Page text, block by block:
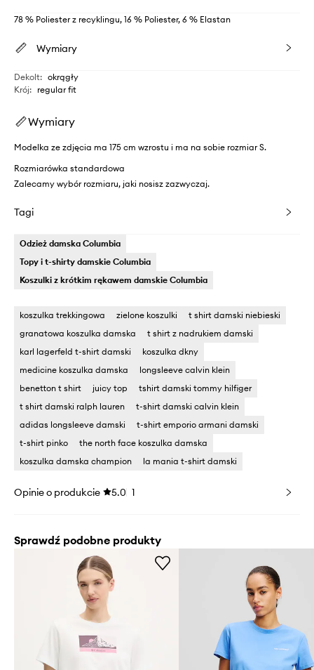
78 % Poliester z recyklingu, 16 % Poliester, 6 % Elastan
Wymiary
Dekolt: okrągły
Krój: regular fit
Wymiary
Modelka ze zdjęcia ma 175 cm wzrostu i ma na sobie rozmiar S.
Rozmiarówka standardowa
Zalecamy wybór rozmiaru, jaki nosisz zazwyczaj.
Tagi
Odzież damska Columbia
Topy i t-shirty damskie Columbia
Koszulki z krótkim rękawem damskie Columbia
koszulka trekkingowa zielone koszulki
t shirt damski niebieski
granatowa koszulka damska
t shirt z nadrukiem damski
karl lagerfeld t-shirt damski
koszulka dkny
medicine koszulka damska
longsleeve calvin klein
benetton t shirt
juicy top
tshirt damski tommy hilfiger
t shirt damski ralph lauren
t-shirt damski calvin klein
adidas longsleeve damski
t-shirt emporio armani damski
t-shirt pinko
the north face koszulka damska
koszulka damska champion
la mania t-shirt damski
Opinie o produkcie 5.0 1
Sprawdź podobne produkty